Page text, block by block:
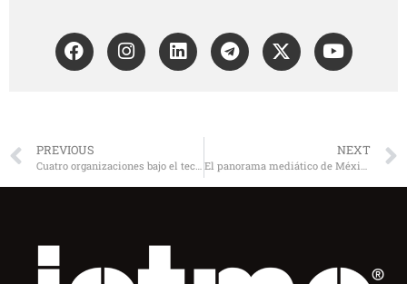
PREVIOUS NEXT